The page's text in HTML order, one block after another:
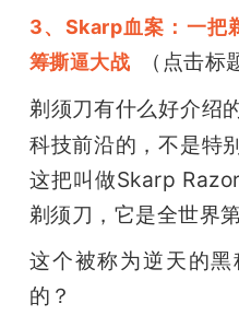
3、Skarp血案：一把
筹撕逼大战
（点击标
剃须刀有什么好介绍
科技前沿的，不是特
这把叫做Skarp
剃须刀，它是全世界
这个被称为逆天的
的？